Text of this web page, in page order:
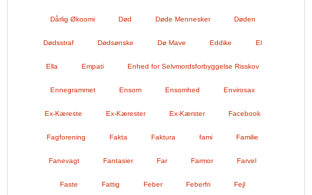
Dårlig Økoomi Død Døde Mennesker Døden
Dødsstraf Dødsønske Dø Mave Eddike El
Ella Empati Enhed for Selvmordsforbyggelse Risskov
Ennegrammet Ensom Ensomhed Envirosax
Ex-Kæreste Ex-Kærester Ex-Kærster Facebook
Fagforening Fakta Faktura fami Familie
Fanevagt Fantasier Far Farmor Farvel
Faste Fattig Feber Feberfri Fejl